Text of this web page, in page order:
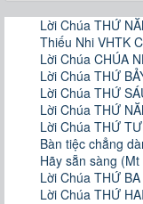
Lời Chúa THỨ
Thiếu Nhi VHTK
Lời Chúa CHÚA
Lời Chúa THỨ
Lời Chúa THỨ
Lời Chúa THỨ
Lời Chúa THỨ
Bàn tiệc chẳng
Hãy sẵn sàng
Lời Chúa THỨ
Lời Chúa THỨ